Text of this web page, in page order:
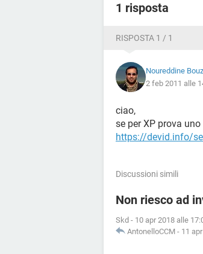
1 risposta
RISPOSTA 1 / 1
Noureddine
2 feb 2011 alle
ciao,
se per XP prova
https://devid.info/
Discussioni simili
Non riesco ad
Skd - 10 apr 2018 alle
AntonelloCCM - 11